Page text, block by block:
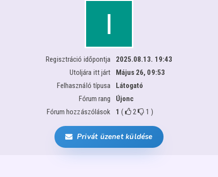
Regisztráció időpontja
2025.08.13. 19:43
Utoljára itt járt
Május 26, 09:53
Felhasználó típusa
Látogató
Fórum rang
Újonc
Fórum hozzászólások
1 ( 2 1 )
Privát üzenet küldése